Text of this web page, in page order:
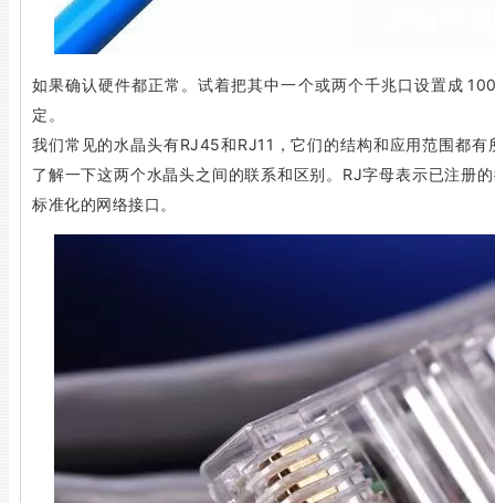
如果确认硬件都正常。试着把其中一个或两个千兆口设置成
定。
我们常见的水晶头有RJ45和RJ11，它们的结构和应用范围都
了解一下这两个水晶头之间的联系和区别。RJ字母表示已注册
标准化的网络接口。